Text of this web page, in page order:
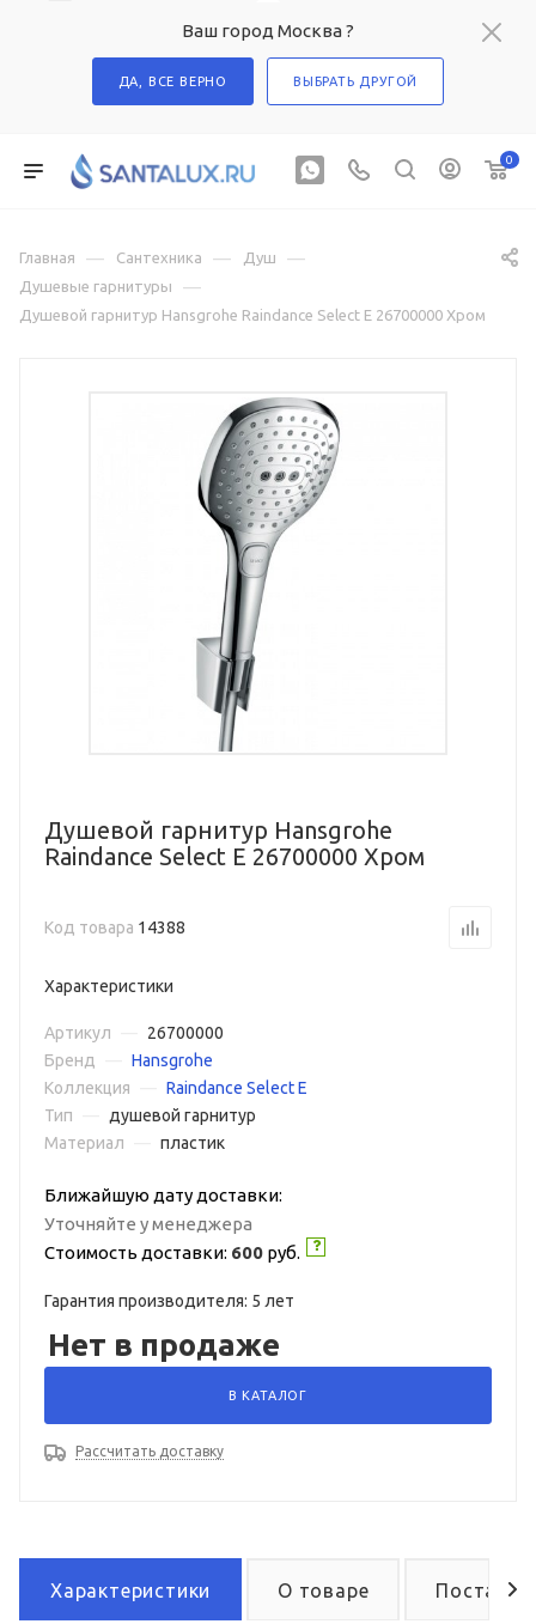
Ваш город Москва ?
ДА, ВСЕ ВЕРНО ВЫБРАТЬ ДРУГОЙ
0
Главная — Сантехника — Душ —
Душевые гарнитуры —
Душевой гарнитур Hansgrohe Raindance Select Е 26700000 Хром
Душевой гарнитур Hansgrohe
Raindance Select Е 26700000 Хром
Код товара 14388
Характеристики
Артикул
26700000
Бренд
Hansgrohe
Коллекция
Raindance Select E
Тип
душевой гарнитур
Материал
пластик
Ближайшую дату доставки:
Уточняйте у менеджера
Стоимость доставки: 600 руб.
Гарантия производителя: 5 лет
Нет в продаже
В КАТАЛОГ
Рассчитать доставку
Характеристики О товаре Поставка